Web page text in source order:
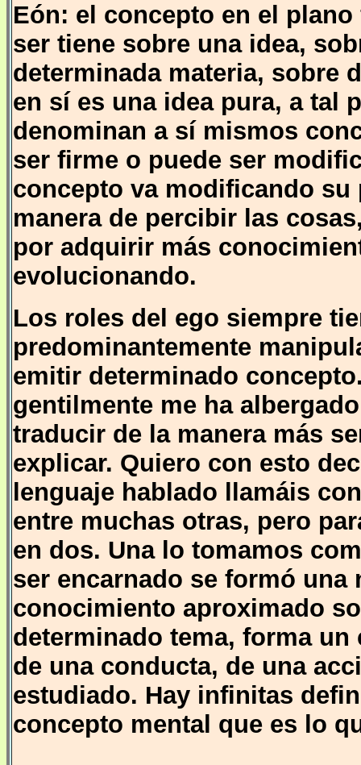
Eón: el concepto en el
ser tiene sobre una idea,
determinada materia, sobre
en sí es una idea pura, a tal
denominan a sí mismos
ser firme o puede ser
concepto va modificando
manera de percibir las
por adquirir más
evolucionando.
Los roles del ego siempre
predominantemente
emitir determinado
gentilmente me ha
traducir de la manera más
explicar. Quiero con esto
lenguaje hablado llamáis
entre muchas otras, pero
en dos. Una lo tomamos
ser encarnado se formó
conocimiento aproximado
determinado tema, forma
de una conducta, de una
estudiado. Hay infinitas
concepto mental que es lo